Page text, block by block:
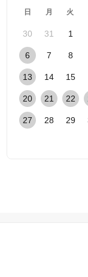
日 月 火
30 31 1
6 7 8
13 14 15
20 21 22
27 28 29